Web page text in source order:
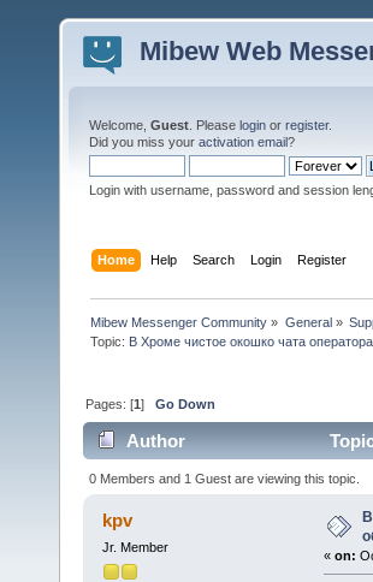
Mibew Web
Welcome, Guest . Please login or register.
Did you miss your activation email?
Login with username, password and session
Home Help Search Login Register
Mibew Messenger Community » General»
Topic: В Хроме чистое окошко чата
Pages: [1]Go Down
Author
84330 times)
0 Members and 1 Guest are viewing this topic.
kpv
Jr. Member
В
« on: